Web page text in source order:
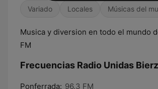
Variado Locales Músicas del
Musica y diversion en todo el mundo
FM
Frecuencias Radio Unidas
Ponferrada: 96.3 FM